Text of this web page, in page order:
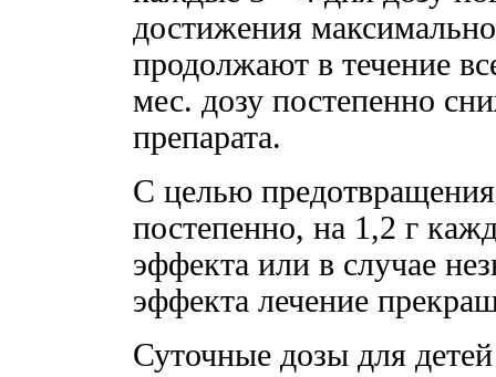
достижения
продолжают в течение
мес. дозу постепенно
препарата.
С целью
постепенно, на 1,2 г
эффекта или в случае
эффекта лечение
Суточные дозы для